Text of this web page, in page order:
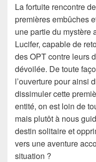
La fortuite rencontre
premières embûches
une partie du mystère
Lucifer, capable de
des OPT contre leurs
dévoilée. De toute
l’ouverture pour ainsi
dissimuler cette
entité, on est loin de
mais plutôt à nous
destin solitaire et
vers une aventure
situation ?